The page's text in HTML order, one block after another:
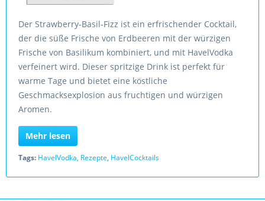
Der Strawberry-Basil-Fizz ist ein erfrischender Cocktail,
der die süße Frische von Erdbeeren mit der würzigen
Frische von Basilikum kombiniert, und mit HavelVodka
verfeinert wird. Dieser spritzige Drink ist perfekt für
warme Tage und bietet eine köstliche
Geschmacksexplosion aus fruchtigen und würzigen
Aromen.
Mehr lesen
Tags: HavelVodka, Rezepte, HavelCocktails